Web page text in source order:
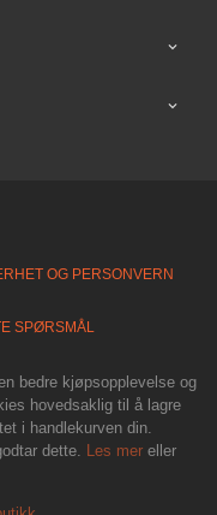
OG PERSONVERN
SPØRSMÅL
bedre kjøpsopplevelse og
hovedsaklig til å lagre
i handlekurven din.
dette. Les mer eller